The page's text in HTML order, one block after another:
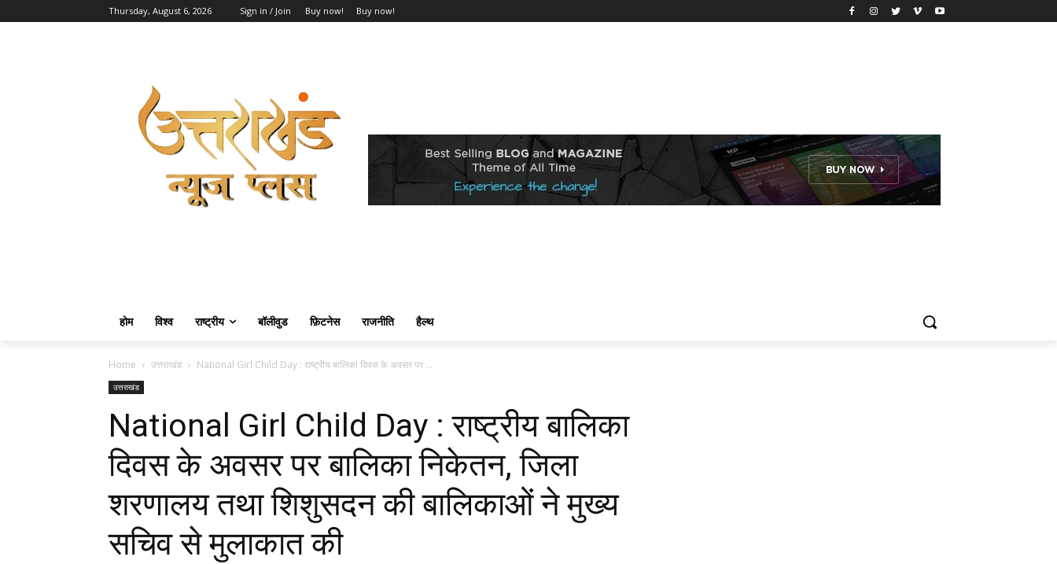
Thursday, August 6, 2026 Sign in / Join Buy now! Buy now!
होम विश्व राष्ट्रीय बॉलीवुड फ़िटनेस राजनीति हैल्थ
Home उत्तराखंड National Girl Child Day : राष्ट्रीय बालिका दिवस के अवसर पर ...
उत्तराखंड
National Girl Child Day : राष्ट्रीय बालिका
दिवस के अवसर पर बालिका निकेतन, जिला
शरणालय तथा शिशुसदन की बालिकाओं ने मुख्य
सचिव से मुलाकात की